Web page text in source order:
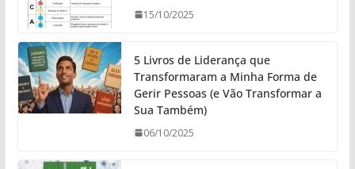
15/10/2025
5 Livros de Liderança que
Transformaram a Minha Forma de
Gerir Pessoas (e Vão Transformar a
Sua Também)
06/10/2025